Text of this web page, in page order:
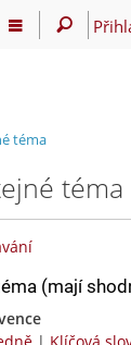
téma
téma
(mají
| Klíčová